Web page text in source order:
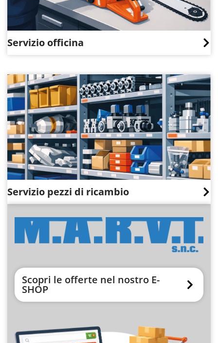
Servizio officina
Servizio pezzi di ricambio
Scopri le offerte nel nostro E-
SHOP